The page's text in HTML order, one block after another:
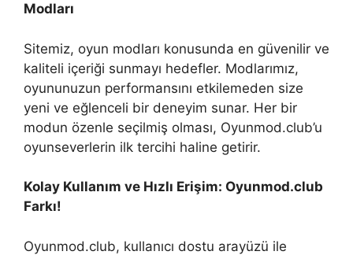
Modları
Sitemiz, oyun modları konusunda en güvenilir ve
kaliteli içeriği sunmayı hedefler. Modlarımız,
oyununuzun performansını etkilemeden size
yeni ve eğlenceli bir deneyim sunar. Her bir
modun özenle seçilmiş olması, Oyunmod.club’u
oyunseverlerin ilk tercihi haline getirir.
Kolay Kullanım ve Hızlı Erişim: Oyunmod.club
Farkı!
Oyunmod.club, kullanıcı dostu arayüzü ile